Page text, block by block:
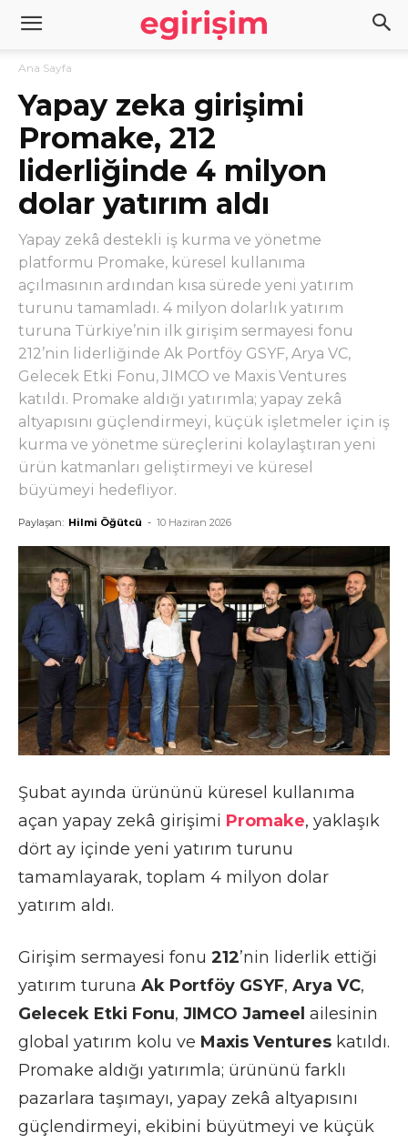
Ana Sayfa
Yapay zeka girişimi
Promake, 212
liderliğinde 4 milyon
dolar yatırım aldı
Yapay zekâ destekli iş kurma ve yönetme
platformu Promake, küresel kullanıma
açılmasının ardından kısa sürede yeni yatırım
turunu tamamladı. 4 milyon dolarlık yatırım
turuna Türkiye’nin ilk girişim sermayesi fonu
212’nin liderliğinde Ak Portföy GSYF, Arya VC,
Gelecek Etki Fonu, JIMCO ve Maxis Ventures
katıldı. Promake aldığı yatırımla; yapay zekâ
altyapısını güçlendirmeyi, küçük işletmeler için iş
kurma ve yönetme süreçlerini kolaylaştıran yeni
ürün katmanları geliştirmeyi ve küresel
büyümeyi hedefliyor.
Paylaşan: Hilmi Öğütcü - 10 Haziran 2026
Şubat ayında ürününü küresel kullanıma
açan yapay zekâ girişimi Promake, yaklaşık
dört ay içinde yeni yatırım turunu
tamamlayarak, toplam 4 milyon dolar
yatırım aldı.
Girişim sermayesi fonu 212’nin liderlik ettiği
yatırım turuna Ak Portföy GSYF, Arya VC,
Gelecek Etki Fonu, JIMCO Jameel ailesinin
global yatırım kolu ve Maxis Ventures katıldı.
Promake aldığı yatırımla; ürününü farklı
pazarlara taşımayı, yapay zekâ altyapısını
güçlendirmeyi, ekibini büyütmeyi ve küçük